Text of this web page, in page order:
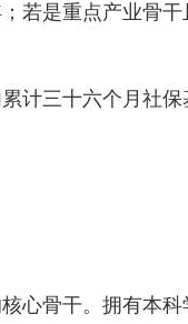
是重点产业骨干
三十六个月社保
骨干。拥有本科